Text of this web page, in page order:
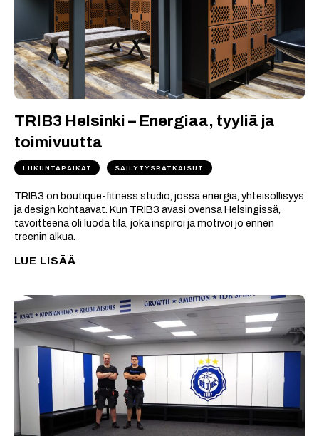
TRIB3 Helsinki – Energiaa, tyyliä ja
toimivuutta
LIIKUNTAPAIKAT SÄILYTYSRATKAISUT
TRIB3 on boutique-fitness studio, jossa energia, yhteisöllisyys
ja design kohtaavat. Kun TRIB3 avasi ovensa Helsingissä,
tavoitteena oli luoda tila, joka inspiroi ja motivoi jo ennen
treenin alkua.
LUE LISÄÄ